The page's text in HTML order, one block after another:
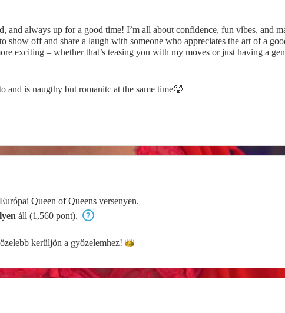
and always up for a good time! I’m all about confidence, fun vibes, and
show off and share a laugh with someone who appreciates the art of a
exciting – whether that’s teasing you with my moves or just having a
and is naugthy but romanitc at the same time🥵
Queen of Queens versenyen.
áll (1,560 pont).
kerüljön a győzelemhez!